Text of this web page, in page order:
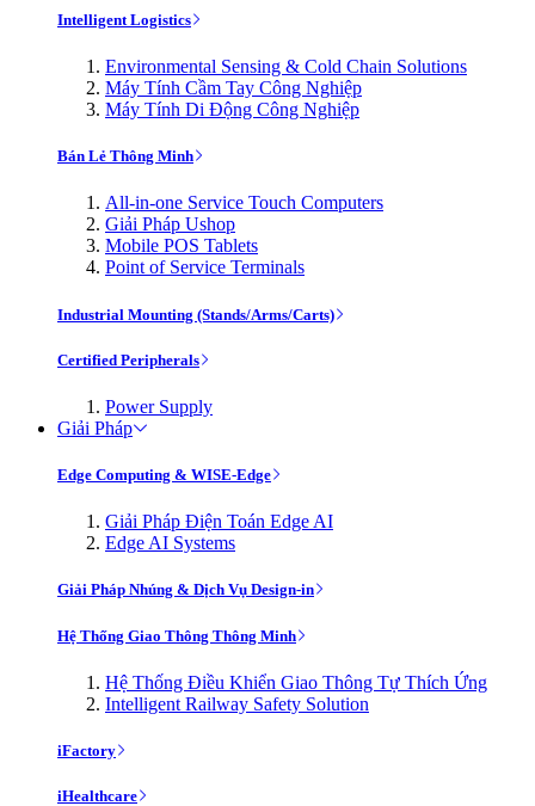
Intelligent Logistics
Environmental Sensing & Cold Chain Solutions
Máy Tính Cầm Tay Công Nghiệp
Máy Tính Di Động Công Nghiệp
Bán Lẻ Thông Minh
All-in-one Service Touch Computers
Giải Pháp Ushop
Mobile POS Tablets
Point of Service Terminals
Industrial Mounting (Stands/Arms/Carts)
Certified Peripherals
Power Supply
Giải Pháp
Edge Computing & WISE-Edge
Giải Pháp Điện Toán Edge AI
Edge AI Systems
Giải Pháp Nhúng & Dịch Vụ Design-in
Hệ Thống Giao Thông Thông Minh
Hệ Thống Điều Khiển Giao Thông Tự Thích Ứng
Intelligent Railway Safety Solution
iFactory
iHealthcare